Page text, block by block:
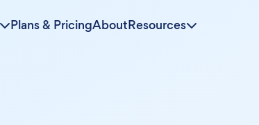
Plans & PricingAboutResources